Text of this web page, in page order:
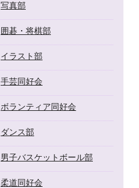
写真部
囲碁・将棋部
イラスト部
手芸同好会
ボランティア同好会
ダンス部
男子バスケットボール部
柔道同好会